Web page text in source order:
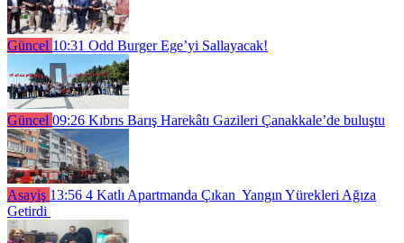
Güncel 10:31 Odd Burger Ege’yi Sallayacak!
Güncel 09:26 Kıbrıs Barış Harekâtı Gazileri Çanakkale’de buluştu
Asayiş 13:56 4 Katlı Apartmanda Çıkan Yangın Yürekleri Ağıza
Getirdi